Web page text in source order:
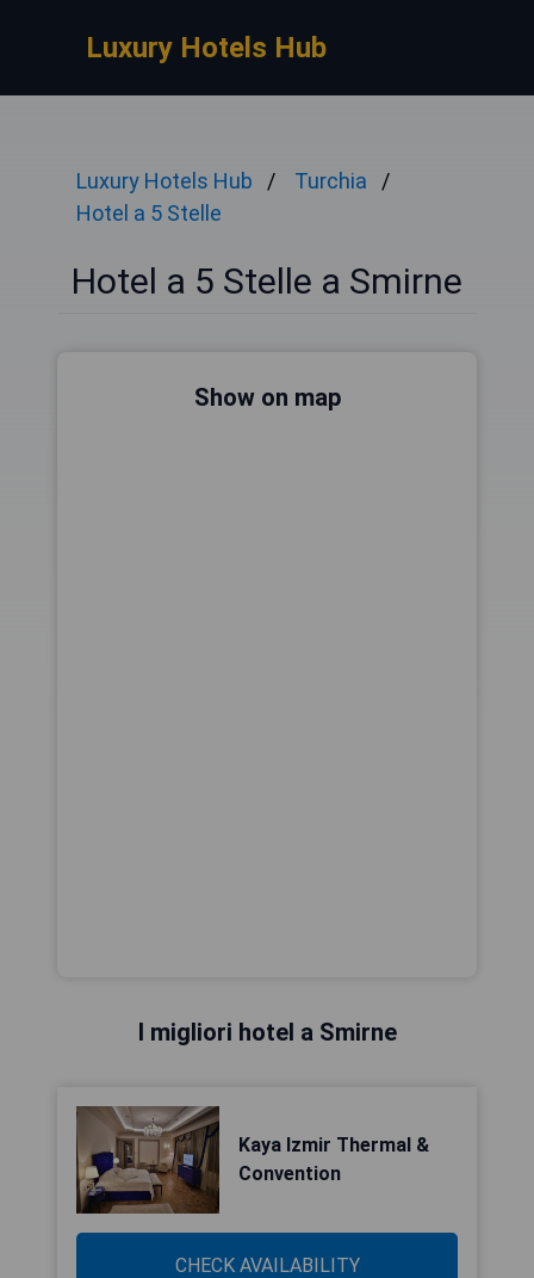
Luxury Hotels Hub
Luxury Hotels Hub
Turchia
Hotel a 5 Stelle
Hotel a 5 Stelle a Smirne
Show on map
I migliori hotel a Smirne
Kaya Izmir Thermal &
Convention
CHECK AVAILABILITY